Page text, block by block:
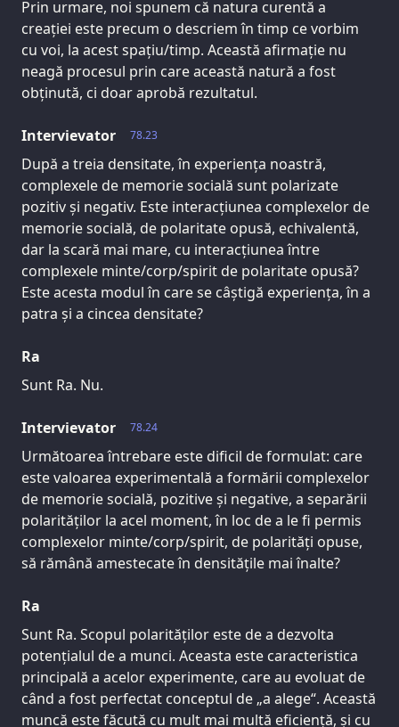
Prin urmare, noi spunem că natura curentă a
creației este precum o descriem în timp ce vorbim
cu voi, la acest spațiu/timp. Această afirmație nu
neagă procesul prin care această natură a fost
obținută, ci doar aprobă rezultatul.
78.23
Intervievator
După a treia densitate, în experiența noastră,
complexele de memorie socială sunt polarizate
pozitiv și negativ. Este interacțiunea complexelor de
memorie socială, de polaritate opusă, echivalentă,
dar la scară mai mare, cu interacțiunea între
complexele minte/corp/spirit de polaritate opusă?
Este acesta modul în care se câștigă experiența, în a
patra și a cincea densitate?
Ra
Sunt Ra. Nu.
78.24
Intervievator
Următoarea întrebare este dificil de formulat: care
este valoarea experimentală a formării complexelor
de memorie socială, pozitive și negative, a separării
polarităților la acel moment, în loc de a le fi permis
complexelor minte/corp/spirit, de polarități opuse,
să rămână amestecate în densitățile mai înalte?
Ra
Sunt Ra. Scopul polarităților este de a dezvolta
potențialul de a munci. Aceasta este caracteristica
principală a acelor experimente, care au evoluat de
când a fost perfectat conceptul de „a alege“. Această
muncă este făcută cu mult mai multă eficiență, și cu